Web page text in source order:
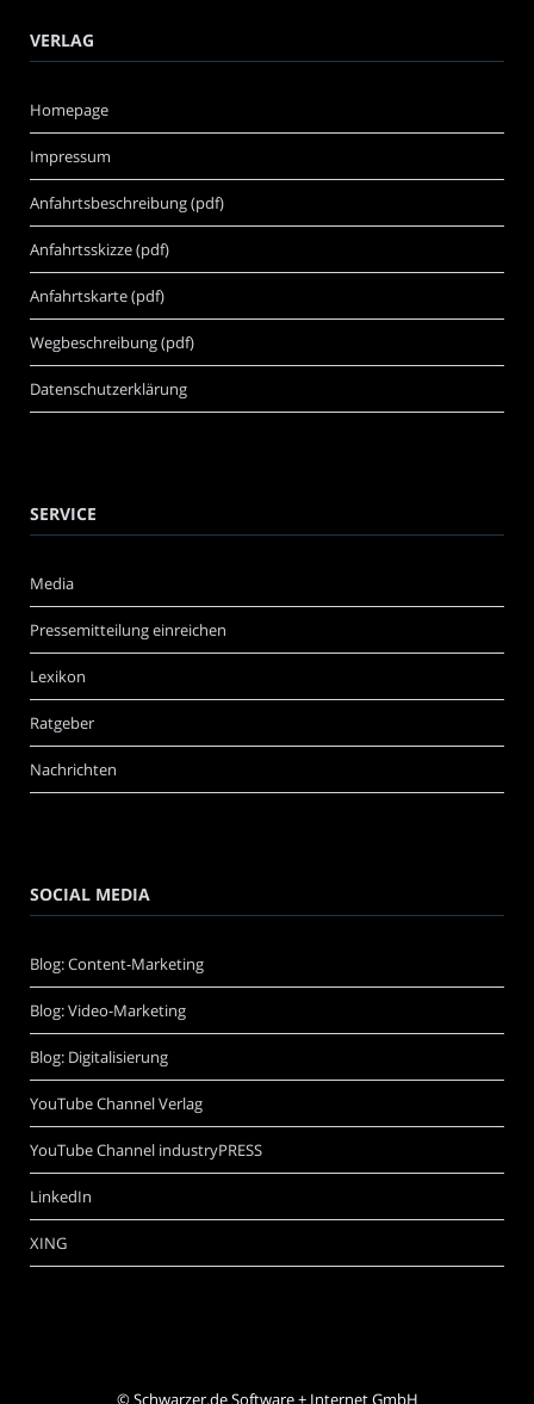
VERLAG
Homepage
Impressum
Anfahrtsbeschreibung (pdf)
Anfahrtsskizze (pdf)
Anfahrtskarte (pdf)
Wegbeschreibung (pdf)
Datenschutzerklärung
SERVICE
Media
Pressemitteilung einreichen
Lexikon
Ratgeber
Nachrichten
SOCIAL MEDIA
Blog: Content-Marketing
Blog: Video-Marketing
Blog: Digitalisierung
YouTube Channel Verlag
YouTube Channel industryPRESS
LinkedIn
XING
©Schwarzer.de Software + Internet GmbH